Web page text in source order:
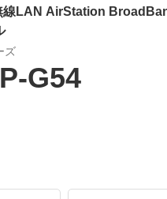
線LAN AirStation
ズ
G54